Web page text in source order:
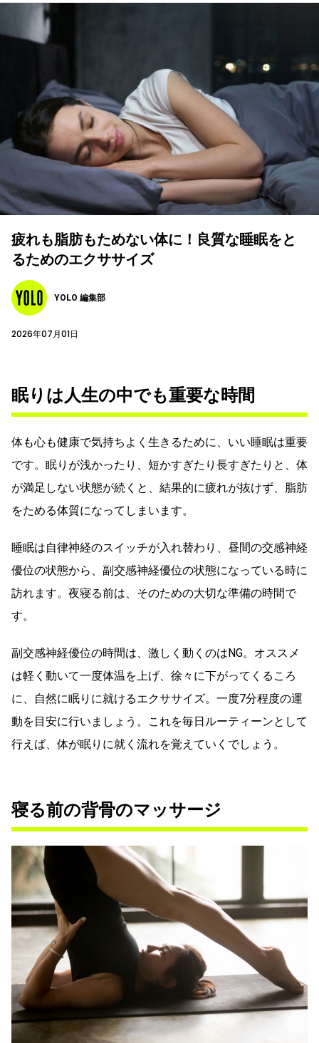
疲れも脂肪もためない体に！良質な睡眠をと
るためのエクササイズ
YOLO 編集部
2026年07月01日
眠りは人生の中でも重要な時間
体も心も健康で気持ちよく生きるために、いい睡眠は重要
です。眠りが浅かったり、短かすぎたり長すぎたりと、体
が満足しない状態が続くと、結果的に疲れが抜けず、脂肪
をためる体質になってしまいます。
睡眠は自律神経のスイッチが入れ替わり、昼間の交感神経
優位の状態から、副交感神経優位の状態になっている時に
訪れます。夜寝る前は、そのための大切な準備の時間で
す。
副交感神経優位の時間は、激しく動くのはNG。オススメ
は軽く動いて一度体温を上げ、徐々に下がってくるころ
に、自然に眠りに就けるエクササイズ。一度7分程度の運
動を目安に行いましょう。これを毎日ルーティーンとして
行えば、体が眠りに就く流れを覚えていくでしょう。
寝る前の背骨のマッサージ